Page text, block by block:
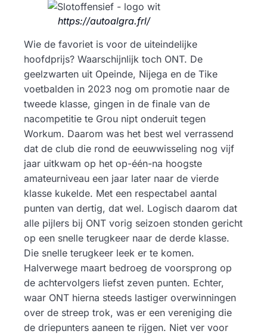
https://autoalgra.frl/
Wie de favoriet is voor de uiteindelijke
hoofdprijs? Waarschijnlijk toch ONT. De
geelzwarten uit Opeinde, Nijega en de Tike
voetbalden in 2023 nog om promotie naar de
tweede klasse, gingen in de finale van de
nacompetitie te Grou nipt onderuit tegen
Workum. Daarom was het best wel verrassend
dat de club die rond de eeuwwisseling nog vijf
jaar uitkwam op het op-één-na hoogste
amateurniveau een jaar later naar de vierde
klasse kukelde. Met een respectabel aantal
punten van dertig, dat wel. Logisch daarom dat
alle pijlers bij ONT vorig seizoen stonden gericht
op een snelle terugkeer naar de derde klasse.
Die snelle terugkeer leek er te komen.
Halverwege maart bedroeg de voorsprong op
de achtervolgers liefst zeven punten. Echter,
waar ONT hierna steeds lastiger overwinningen
over de streep trok, was er een vereniging die
de driepunters aaneen te rijgen. Niet ver voor